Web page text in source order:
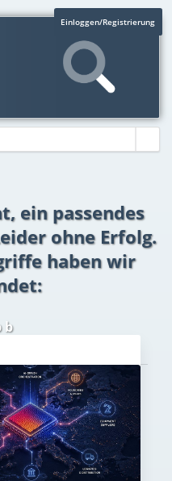
Einloggen/Registrierung
ein passendes
ohne Erfolg.
haben wir
b